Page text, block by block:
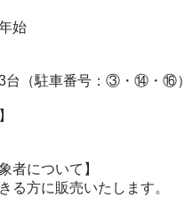
始
台（駐車番号：③・⑭・⑯）
者について】
る⽅に販売いたします。